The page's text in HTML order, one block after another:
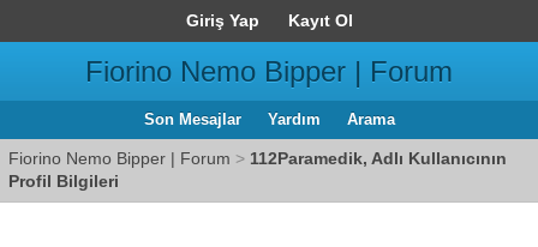
Giriş Yap Kayıt Ol
Fiorino Nemo Bipper | Forum
Son Mesajlar Yardım Arama
Fiorino Nemo Bipper | Forum > 112Paramedik, Adlı Kullanıcının
Profil Bilgileri